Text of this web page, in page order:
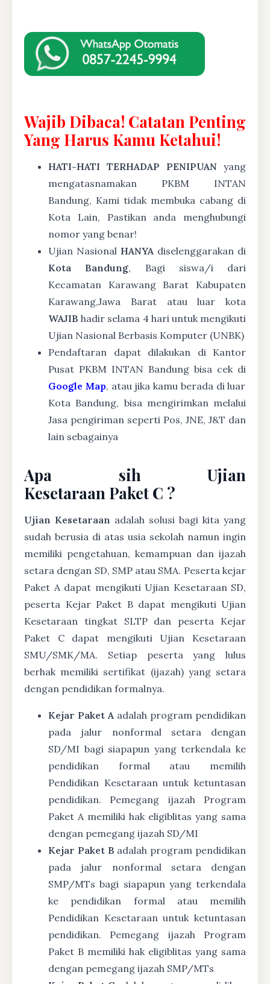
Wajib Dibaca! Catatan Penting
Yang Harus Kamu Ketahui!
HATI-HATI TERHADAP PENIPUAN yang
mengatasnamakan PKBM INTAN
Bandung, Kami tidak membuka cabang di
Kota Lain, Pastikan anda menghubungi
nomor yang benar!
Ujian Nasional HANYA diselenggarakan di
Kota Bandung, Bagi siswa/i dari
Kecamatan Karawang Barat Kabupaten
Karawang,Jawa Barat atau luar kota
WAJIB hadir selama 4 hari untuk mengikuti
Ujian Nasional Berbasis Komputer (UNBK)
Pendaftaran dapat dilakukan di Kantor
Pusat PKBM INTAN Bandung bisa cek di
Google Map, atau jika kamu berada di luar
Kota Bandung, bisa mengirimkan melalui
Jasa pengiriman seperti Pos, JNE, J&T dan
lain sebagainya
Apa sih Ujian
Kesetaraan Paket C ?
Ujian Kesetaraan adalah solusi bagi kita yang
sudah berusia di atas usia sekolah namun ingin
memiliki pengetahuan, kemampuan dan ijazah
setara dengan SD, SMP atau SMA. Peserta kejar
Paket A dapat mengikuti Ujian Kesetaraan SD,
peserta Kejar Paket B dapat mengikuti Ujian
Kesetaraan tingkat SLTP dan peserta Kejar
Paket C dapat mengikuti Ujian Kesetaraan
SMU/SMK/MA. Setiap peserta yang lulus
berhak memiliki sertifikat (ijazah) yang setara
dengan pendidikan formalnya.
Kejar Paket A adalah program pendidikan
pada jalur nonformal setara dengan
SD/MI bagi siapapun yang terkendala ke
pendidikan formal atau memilih
Pendidikan Kesetaraan untuk ketuntasan
pendidikan. Pemegang ijazah Program
Paket A memiliki hak eligiblitas yang sama
dengan pemegang ijazah SD/MI
Kejar Paket B adalah program pendidikan
pada jalur nonformal setara dengan
SMP/MTs bagi siapapun yang terkendala
ke pendidikan formal atau memilih
Pendidikan Kesetaraan untuk ketuntasan
pendidikan. Pemegang ijazah Program
Paket B memiliki hak eligiblitas yang sama
dengan pemegang ijazah SMP/MTs